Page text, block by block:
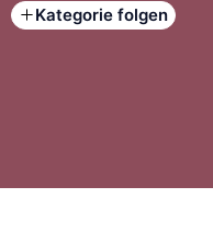
Kategorie folgen